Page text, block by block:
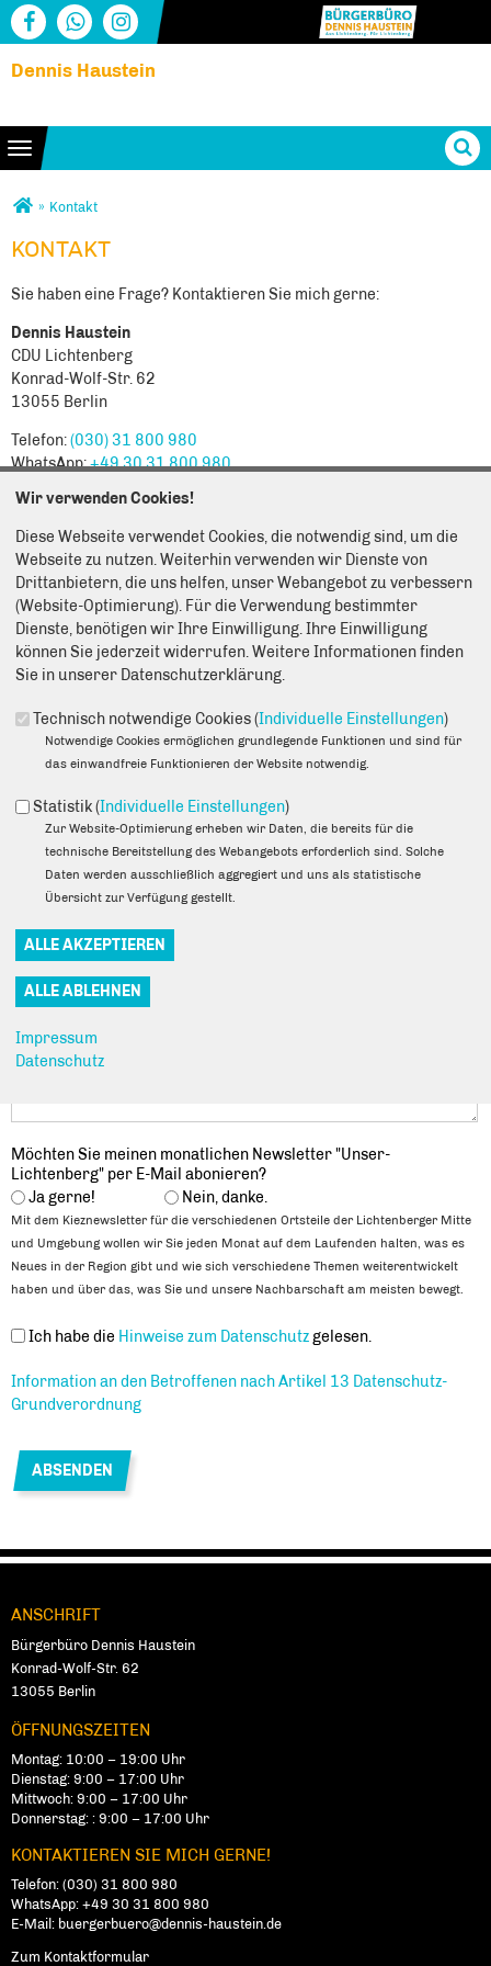
Dennis Haustein
Toggle navigation
Sie sind hier
» Kontakt
KONTAKT
KONTAKT
Sie haben eine Frage? Kontaktieren Sie mich gerne:
Dennis Haustein
CDU Lich­ten­berg
Konrad-Wolf-Str. 62
13055 Ber­lin
Telefon:(030) 31 800 980
WhatsApp:+49 30 31 800 980
Anrede*
Vorname*
E-Mail*
Adresse
Nachricht*
Möchten Sie meinen monatlichen Newsletter "Unser-
Lichtenberg" per E-Mail abonieren?
Ja gerne!
Nein, danke.
Mit dem Kieznewsletter für die verschiedenen Ortsteile der Lichtenberger Mitte
und Umgebung wollen wir Sie jeden Monat auf dem Laufenden halten, was es
Neues in der Region gibt und wie sich verschiedene Themen weiterentwickelt
haben und über das, was Sie und unsere Nachbarschaft am meisten bewegt.
Datenschutz*
Ich habe die Hinweise zum Datenschutz gelesen.
Information an den Betroffenen nach Artikel 13 Datenschutz-
Grundverordnung
Fußbereich
ANSCHRIFT
Bürgerbüro Dennis Haustein
Konrad-Wolf-Str. 62
13055 Ber­lin
ÖFFNUNGSZEITEN
Montag: 10:00 – 19:00 Uhr
Dienstag: 9:00 – 17:00 Uhr
Mittwoch: 9:00 – 17:00 Uhr
Donnerstag: : 9:00 – 17:00 Uhr
KONTAKTIEREN SIE MICH GERNE!
Telefon: (030) 31 800 980
WhatsApp: +49 30 31 800 980
E-Mail: buergerbuero@dennis-haustein.de
Zum Kontaktformular
Wir verwenden Cookies!
Diese Webseite verwendet Cookies, die notwendig sind, um die
Webseite zu nutzen. Weiterhin verwenden wir Dienste von
Drittanbietern, die uns helfen, unser Webangebot zu verbessern
(Website-Optimierung). Für die Verwendung bestimmter
Dienste, benötigen wir Ihre Einwilligung. Ihre Einwilligung
können Sie jederzeit widerrufen. Weitere Informationen finden
Sie in unserer Datenschutzerklärung.
Technisch notwendige Cookies (Individuelle Einstellungen)
Notwendige Cookies ermöglichen grundlegende Funktionen und sind für
das einwandfreie Funktionieren der Website notwendig.
Statistik (Individuelle Einstellungen)
Zur Website-Optimierung erheben wir Daten, die bereits für die
technische Bereitstellung des Webangebots erforderlich sind. Solche
Daten werden ausschließlich aggregiert und uns als statistische
Übersicht zur Verfügung gestellt.
Impressum
Datenschutz